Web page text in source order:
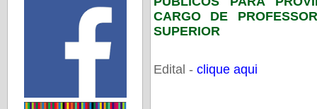
CARGO DE
SUPERIOR
Edital - clique aqui